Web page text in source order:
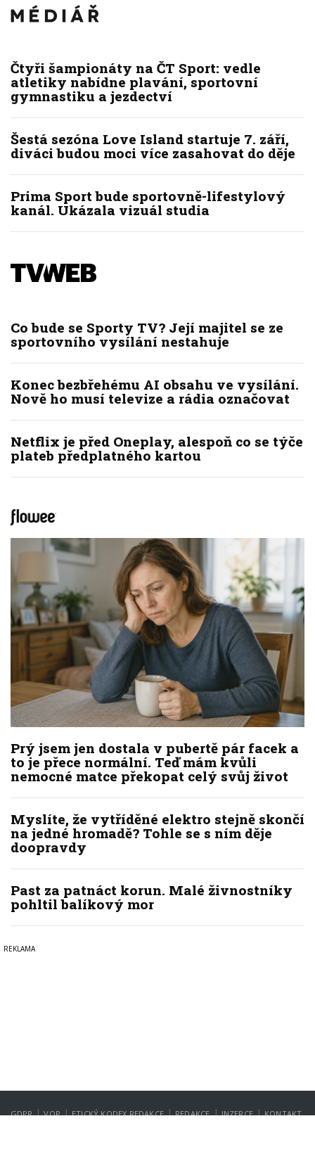
Čtyři šampionáty na ČT Sport: vedle
atletiky nabídne plavání, sportovní
gymnastiku a jezdectví
Šestá sezóna Love Island startuje 7. září,
diváci budou moci více zasahovat do děje
Prima Sport bude sportovně-lifestylový
kanál. Ukázala vizuál studia
Co bude se Sporty TV? Její majitel se ze
sportovního vysílání nestahuje
Konec bezbřehému AI obsahu ve vysílání.
Nově ho musí televize a rádia označovat
Netflix je před Oneplay, alespoň co se týče
plateb předplatného kartou
Prý jsem jen dostala v pubertě pár facek a
to je přece normální. Teď mám kvůli
nemocné matce překopat celý svůj život
Myslíte, že vytříděné elektro stejně skončí
na jedné hromadě? Tohle se s ním děje
doopravdy
Past za patnáct korun. Malé živnostníky
pohltil balíkový mor
GDPR | VOP | ETICKÝ KODEX REDAKCE | REDAKCE | INZERCE | KONTAKT